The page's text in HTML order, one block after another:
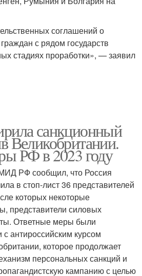
соглашений о
с рядом государств
стадиях проработки», — заявил
санкционный
Великобритании.
РФ в 2023 году
РФ сообщил, что Россия
в стоп-лист 36 представителей
которых некоторые
представители силовых
Ответные меры были
антироссийским курсом
которое продолжает
персональных санкций и
кампанию с целью